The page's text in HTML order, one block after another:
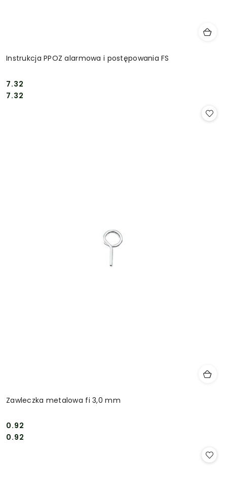
Instrukcja PPOZ alarmowa i postępowania FS
Cena:
7.32
Cena:
7.32
Zawleczka metalowa fi 3,0 mm
Cena:
0.92
Cena:
0.92